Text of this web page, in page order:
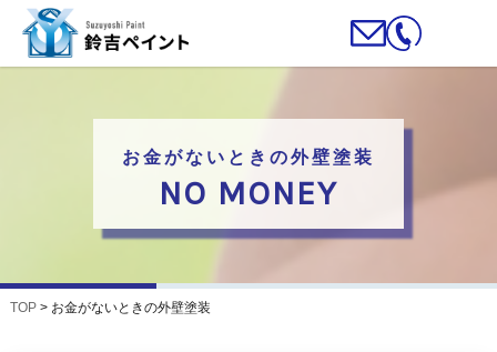
お金がないときの外壁塗装
NO MONEY
TOP> お金がないときの外壁塗装